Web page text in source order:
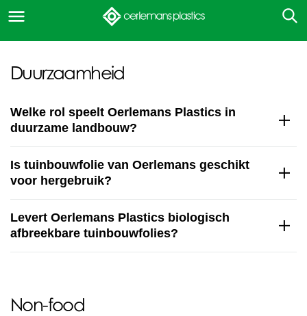
Duurzaamheid
Welke rol speelt Oerlemans Plastics in
duurzame landbouw?
Is tuinbouwfolie van Oerlemans geschikt
voor hergebruik?
Levert Oerlemans Plastics biologisch
afbreekbare tuinbouwfolies?
Non-food